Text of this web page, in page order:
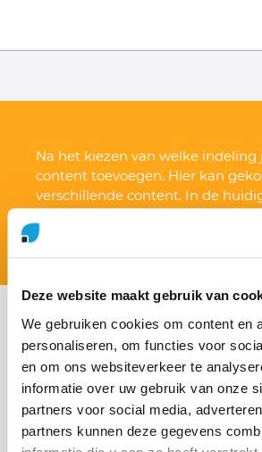
Deze website maakt gebruik van
We gebruiken cookies om content en
personaliseren, om functies voor
en om ons websiteverkeer te
informatie over uw gebruik van onze
partners voor social media,
partners kunnen deze gegevens
Na het kiezen van welke
content toevoegen. Hier kan
verschillende content. In de
de mogelijkheden uit een aantal
hiervoor de afbeelding.
Door gebruik te maken van een grid
content editor dus heel veel vrijheid
een pagina. Een voordeel hiervan
van de pagina’s op veel manieren
worden, wat het geheel veel
Een nadeel kan daarentegen zijn